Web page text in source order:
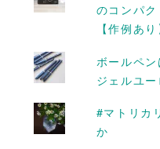
のコンパ
【作例あり
ボールペ
ジェルユ
#マトリカ
か